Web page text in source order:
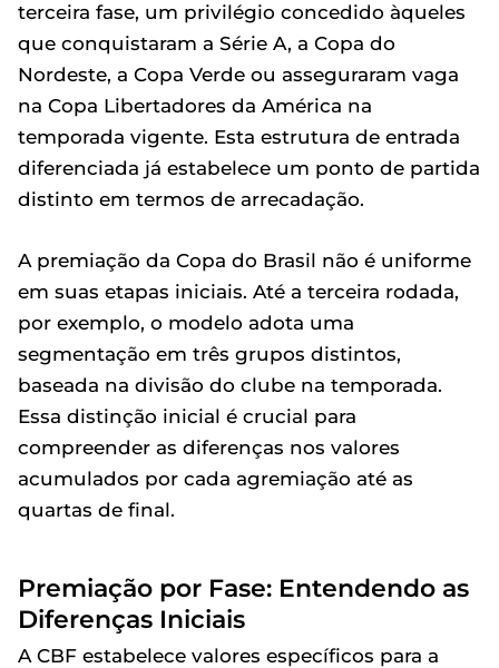
terceira fase, um privilégio concedido àqueles
que conquistaram a Série A, a Copa do
Nordeste, a Copa Verde ou asseguraram vaga
na Copa Libertadores da América na
temporada vigente. Esta estrutura de entrada
diferenciada já estabelece um ponto de partida
distinto em termos de arrecadação.
A premiação da Copa do Brasil não é uniforme
em suas etapas iniciais. Até a terceira rodada,
por exemplo, o modelo adota uma
segmentação em três grupos distintos,
baseada na divisão do clube na temporada.
Essa distinção inicial é crucial para
compreender as diferenças nos valores
acumulados por cada agremiação até as
quartas de final.
Premiação por Fase: Entendendo as
Diferenças Iniciais
A CBF estabelece valores específicos para a